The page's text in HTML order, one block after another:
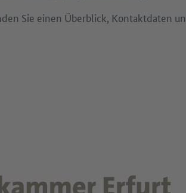
Link)
Sie einen Überblick, Kontaktdaten